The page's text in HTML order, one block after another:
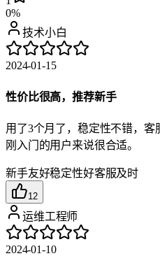
0%
技术小白
2024-01-15
性价比很高，推荐新手
用了3个月了，稳定性不错，
刚入门的用户来说很合适。
新手友好稳定性好客服及时
12
运维工程师
2024-01-10